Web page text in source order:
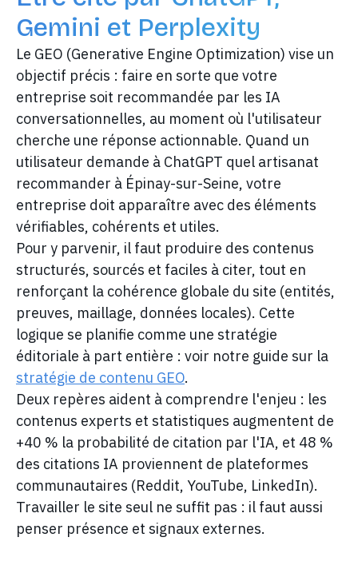
Gemini et Perplexity
Le GEO (Generative Engine Optimization) vise un
objectif précis : faire en sorte que votre
entreprise soit recommandée par les IA
conversationnelles, au moment où l'utilisateur
cherche une réponse actionnable. Quand un
utilisateur demande à ChatGPT quel artisanat
recommander à Épinay-sur-Seine, votre
entreprise doit apparaître avec des éléments
vérifiables, cohérents et utiles.
Pour y parvenir, il faut produire des contenus
structurés, sourcés et faciles à citer, tout en
renforçant la cohérence globale du site (entités,
preuves, maillage, données locales). Cette
logique se planifie comme une stratégie
éditoriale à part entière : voir notre guide sur la
stratégie de contenu GEO.
Deux repères aident à comprendre l'enjeu : les
contenus experts et statistiques augmentent de
+40 % la probabilité de citation par l'IA, et 48 %
des citations IA proviennent de plateformes
communautaires (Reddit, YouTube, LinkedIn).
Travailler le site seul ne suffit pas : il faut aussi
penser présence et signaux externes.